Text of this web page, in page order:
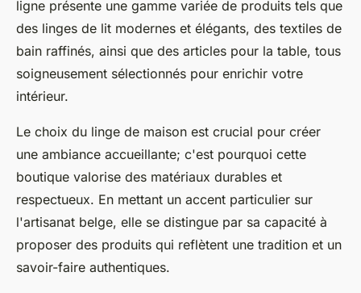
ligne présente une gamme variée de produits tels que
des linges de lit modernes et élégants, des textiles de
bain raffinés, ainsi que des articles pour la table, tous
soigneusement sélectionnés pour enrichir votre
intérieur.
Le choix du linge de maison est crucial pour créer
une ambiance accueillante; c'est pourquoi cette
boutique valorise des matériaux durables et
respectueux. En mettant un accent particulier sur
l'artisanat belge, elle se distingue par sa capacité à
proposer des produits qui reflètent une tradition et un
savoir-faire authentiques.